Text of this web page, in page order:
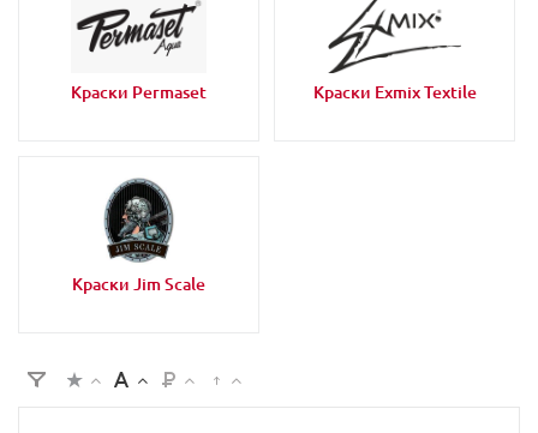
Краски Permaset Краски Exmix Textile
Краски Jim Scale